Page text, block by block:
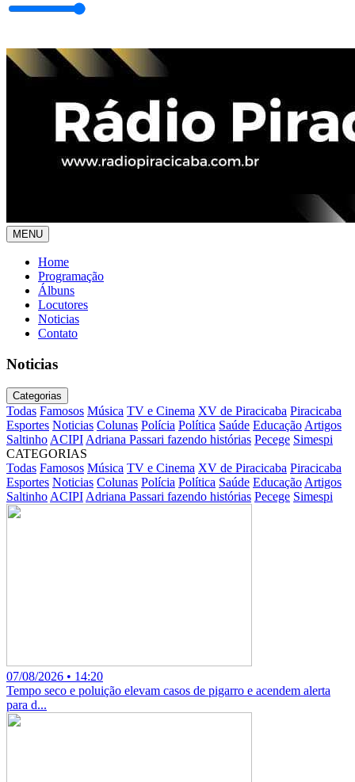
MENU
Home
Programação
Álbuns
Locutores
Noticias
Contato
Noticias
Categorias
Todas Famosos Música TV e Cinema XV de Piracicaba Piracicaba
Esportes Noticias Colunas Polícia Política Saúde EducaçãoArtigos
SaltinhoACIPIAdriana Passari fazendo histórias Pecege Simespi
CATEGORIAS
Todas Famosos Música TV e Cinema XV de Piracicaba Piracicaba
Esportes Noticias Colunas Polícia Política Saúde EducaçãoArtigos
SaltinhoACIPIAdriana Passari fazendo histórias Pecege Simespi
07/08/2026 • 14:20
Tempo seco e poluição elevam casos de pigarro e acendem alerta
para d...